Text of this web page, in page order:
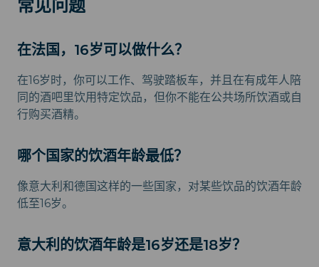
常见问题
在法国，16岁可以做什么？
在16岁时，你可以工作、驾驶踏板车，并且在有成年人陪
同的酒吧里饮用特定饮品，但你不能在公共场所饮酒或自
行购买酒精。
哪个国家的饮酒年龄最低？
像意大利和德国这样的一些国家，对某些饮品的饮酒年龄
低至16岁。
意大利的饮酒年龄是16岁还是18岁？